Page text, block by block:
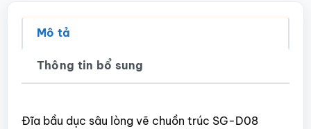
Mô tả
Thông tin bổ sung
Đĩa bầu dục sâu lòng vẽ chuồn trúc SG-D08